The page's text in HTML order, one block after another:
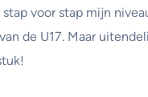
voor stap mijn
de U17. Maar